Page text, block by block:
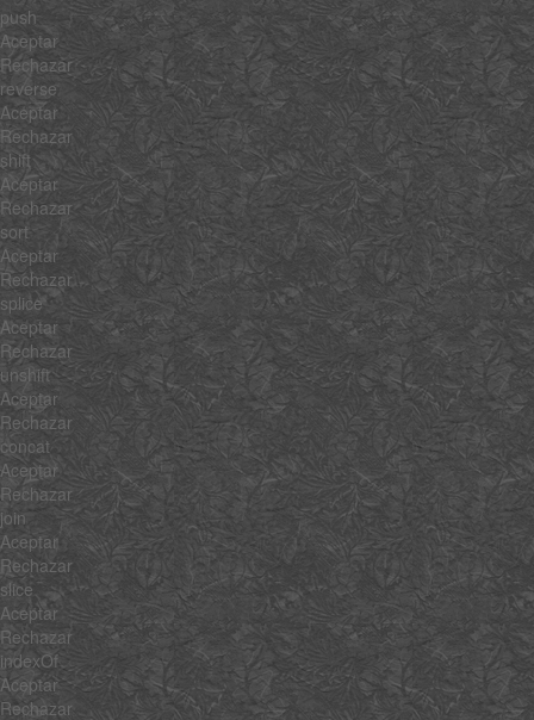
push
Aceptar
Rechazar
reverse
Aceptar
Rechazar
shift
Aceptar
Rechazar
sort
Aceptar
Rechazar
splice
Aceptar
Rechazar
unshift
Aceptar
Rechazar
concat
Aceptar
Rechazar
join
Aceptar
Rechazar
slice
Aceptar
Rechazar
indexOf
Aceptar
Rechazar